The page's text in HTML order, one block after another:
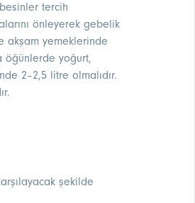
tercih
önleyerek gebelik
akşam yemeklerinde
öğünlerde yoğurt,
2–2,5 litre olmalıdır.
şekilde